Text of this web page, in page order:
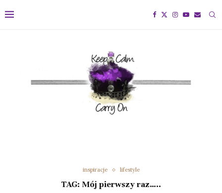
inspiracje lifestyle
TAG: Mój pierwszy raz…..